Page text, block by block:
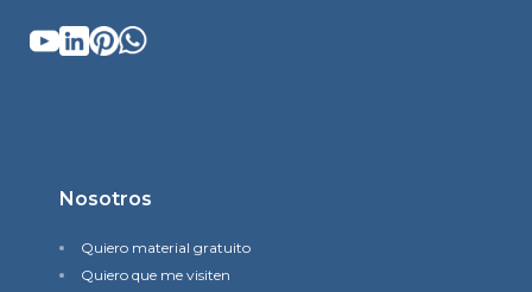
Nosotros
Quiero material gratuito
Quiero que me visiten